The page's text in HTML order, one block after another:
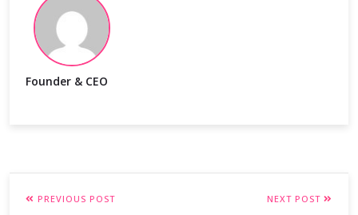
Founder & CEO
PREVIOUS POST NEXT POST